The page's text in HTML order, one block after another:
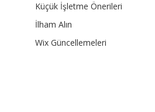
Küçük İşletme Önerileri
İlham Alın
Wix Güncellemeleri